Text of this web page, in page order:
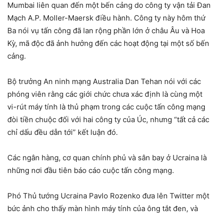
Mumbai liên quan đến một bến cảng do công ty vận tải Đan
Mạch A.P. Moller-Maersk điều hành. Công ty này hôm thứ
Ba nói vụ tấn công đã lan rộng phần lớn ở châu Âu và Hoa
Kỳ, mã độc đã ảnh hưởng đến các hoạt động tại một số bến
cảng.
Bộ trưởng An ninh mạng Australia Dan Tehan nói với các
phóng viên rằng các giới chức chưa xác định là cùng một
vi-rút máy tính là thủ phạm trong các cuộc tấn công mạng
đòi tiền chuộc đối với hai công ty của Úc, nhưng “tất cả các
chỉ dấu đều dẫn tới” kết luận đó.
Các ngân hàng, cơ quan chính phủ và sân bay ở Ucraina là
những nơi đầu tiên báo cáo cuộc tấn công mạng.
Phó Thủ tướng Ucraina Pavlo Rozenko đưa lên Twitter một
bức ảnh cho thấy màn hình máy tính của ông tắt đen, và